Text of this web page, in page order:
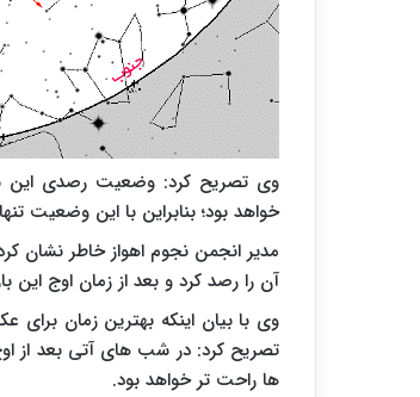
وی تصریح کرد: وضعیت رصدی این
خواهد بود؛ بنابراین با این وضعیت
مدیر انجمن نجوم اهواز خاطر نشان
آن را رصد کرد و بعد از زمان اوج
وی با بیان اینکه بهترین زمان برای
ها راحت تر خواهد بود.